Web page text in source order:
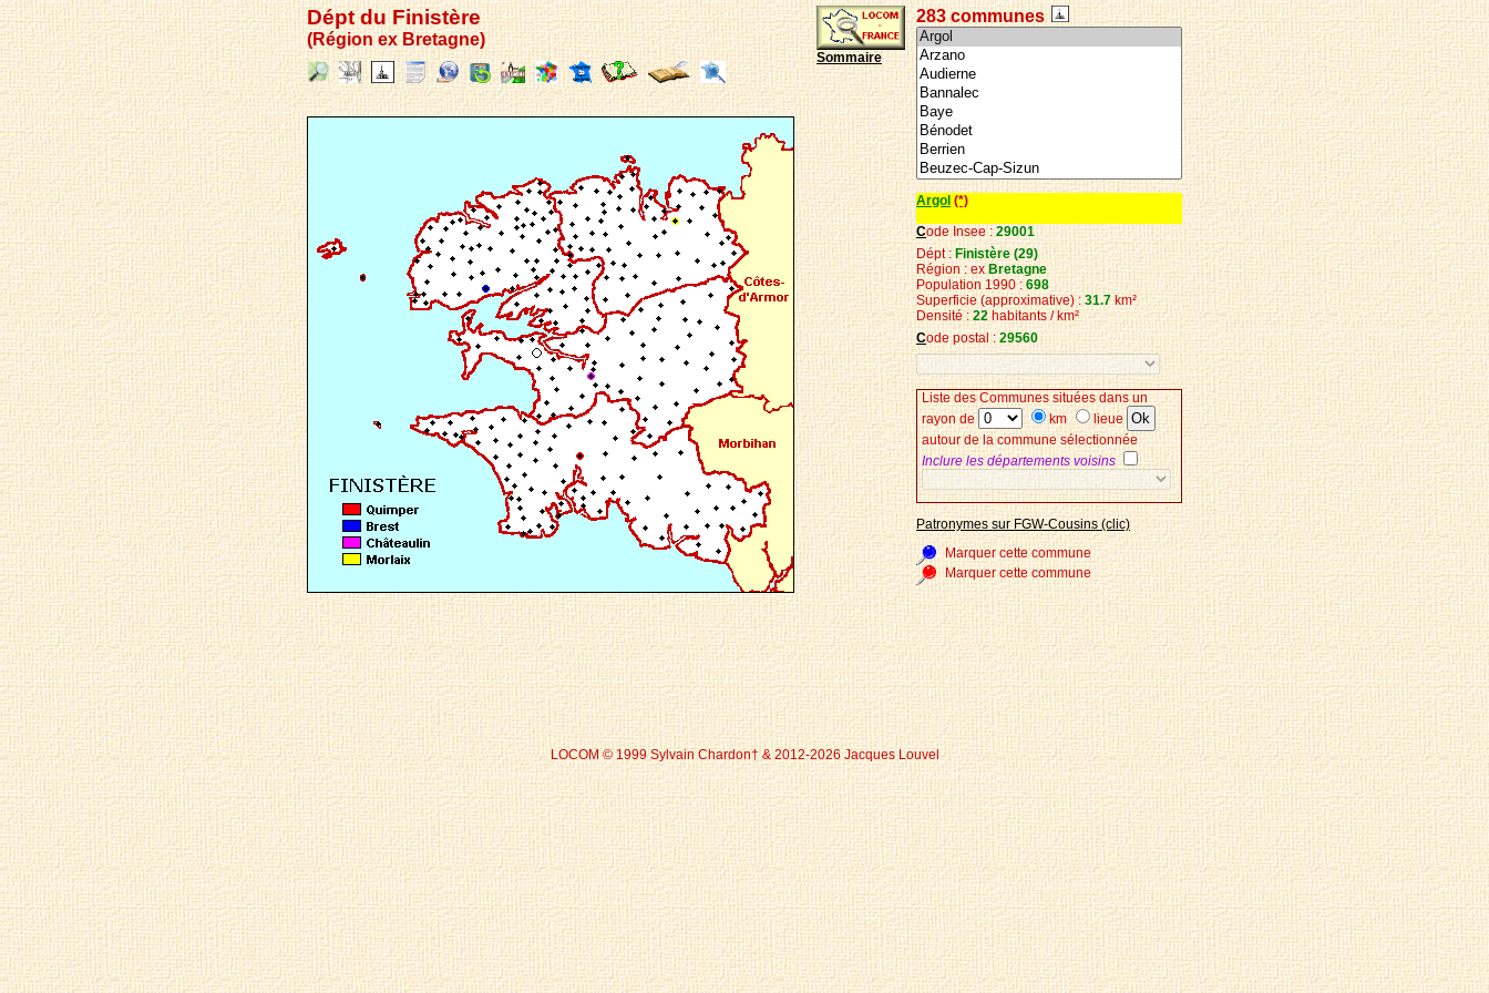
Dépt du Finistère
(Région ex Bretagne)
Sommaire
283 communes
Argol (*)
Code Insee :29001
Dépt : Finistère (29)
Région : ex Bretagne
Population 1990 : 698
Superficie (approximative) : 31.7 km²
Densité : 22 habitants / km²
Code postal :29560
Liste desCommunes situées dans un
rayon de km
lieue
autour de la commune sélectionnée
Inclure les départements voisins
Patronymes sur FGW-Cousins (clic)
Marquer cette commune
Marquer cette commune
LOCOM © 1999 Sylvain Chardon† & 2012-2026 Jacques Louvel